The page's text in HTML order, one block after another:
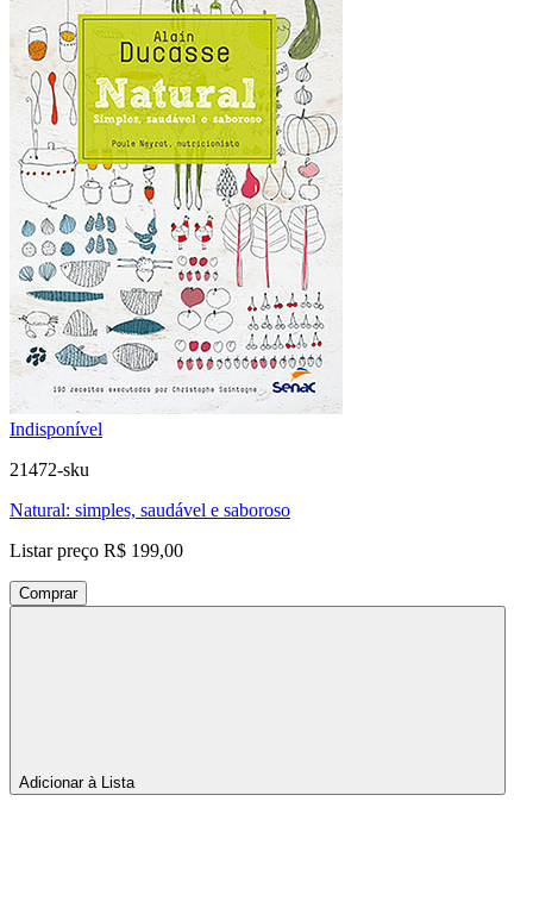
Indisponível
21472-sku
Natural: simples, saudável e saboroso
Listar preço R$ 199,00
Comprar
Adicionar à Lista